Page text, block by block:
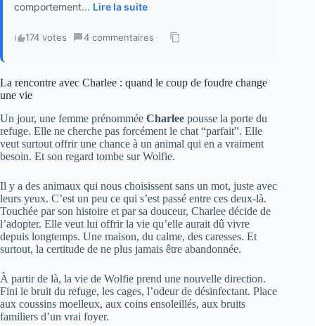
comportement... Lire la suite
174 votes · 4 commentaires ·
La rencontre avec Charlee : quand le coup de foudre change
une vie
Un jour, une femme prénommée Charlee pousse la porte du
refuge. Elle ne cherche pas forcément le chat “parfait”. Elle
veut surtout offrir une chance à un animal qui en a vraiment
besoin. Et son regard tombe sur Wolfie.
Il y a des animaux qui nous choisissent sans un mot, juste avec
leurs yeux. C’est un peu ce qui s’est passé entre ces deux-là.
Touchée par son histoire et par sa douceur, Charlee décide de
l’adopter. Elle veut lui offrir la vie qu’elle aurait dû vivre
depuis longtemps. Une maison, du calme, des caresses. Et
surtout, la certitude de ne plus jamais être abandonnée.
À partir de là, la vie de Wolfie prend une nouvelle direction.
Fini le bruit du refuge, les cages, l’odeur de désinfectant. Place
aux coussins moelleux, aux coins ensoleillés, aux bruits
familiers d’un vrai foyer.